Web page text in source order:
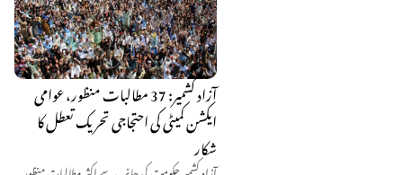
آزاد کشمیر: 37 مطالبات منظور، عوامی
ایکشن کمیٹی کی احتجاجی تحریک تعطل کا
شکار